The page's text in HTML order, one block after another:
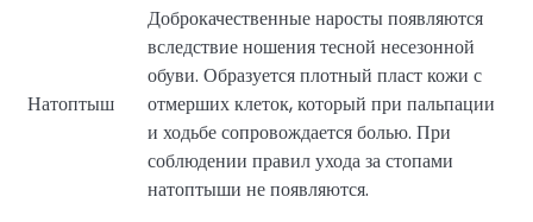
Натоптыш
Доброкачественные наросты появляются
вследствие ношения тесной несезонной
обуви. Образуется плотный пласт кожи с
отмерших клеток, который при пальпации
и ходьбе сопровождается болью. При
соблюдении правил ухода за стопами
натоптыши не появляются.